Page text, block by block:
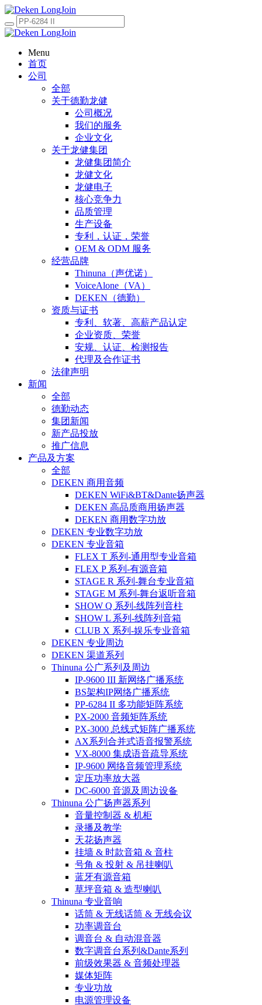
Menu
首页
公司
全部
关于德勤龙健
公司概况
我们的服务
企业文化
关于龙健集团
龙健集团简介
龙健文化
龙健电子
核心竞争力
品质管理
生产设备
专利，认证，荣誉
OEM & ODM 服务
经营品牌
Thinuna（声优诺）
VoiceAlone（VA）
DEKEN（德勤）
资质与证书
专利、软著、高薪产品认定
企业资质、荣誉
安规、认证、检测报告
代理及合作证书
法律声明
新闻
全部
德勤动态
集团新闻
新产品投放
推广信息
产品及方案
全部
DEKEN 商用音频
DEKEN WiFi&BT&Dante扬声器
DEKEN 高品质商用扬声器
DEKEN 商用数字功放
DEKEN 专业数字功放
DEKEN 专业音箱
FLEX T 系列-通用型专业音箱
FLEX P 系列-有源音箱
STAGE R 系列-舞台专业音箱
STAGE M 系列-舞台返听音箱
SHOW Q 系列-线阵列音柱
SHOW L 系列-线阵列音箱
CLUB X 系列-娱乐专业音箱
DEKEN 专业周边
DEKEN 渠道系列
Thinuna 公广系列及周边
IP-9600 III 新网络广播系统
BS架构IP网络广播系统
PP-6284 II 多功能矩阵系统
PX-2000 音频矩阵系统
PX-3000 总线式矩阵广播系统
AX系列合并式语音报警系统
VX-8000 集成语音疏导系统
IP-9600 网络音频管理系统
定压功率放大器
DC-6000 音源及周边设备
Thinuna 公广扬声器系列
音量控制器 & 机柜
录播及教学
天花扬声器
挂墙 & 时款音箱 & 音柱
号角 & 投射 & 吊挂喇叭
蓝牙有源音箱
草坪音箱 & 造型喇叭
Thinuna 专业音响
话筒 & 无线话筒 & 无线会议
功率调音台
调音台 & 自动混音器
数字调音台系列&Dante系列
前级效果器 & 音频处理器
媒体矩阵
专业功放
电源管理设备